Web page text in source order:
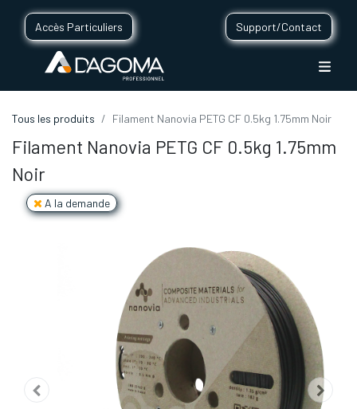
Accès Particuliers Support/Contact
Tous les produits Filament Nanovia PETG CF 0.5kg 1.75mm Noir
Filament Nanovia PETG CF 0.5kg 1.75mm
Noir
A la demande